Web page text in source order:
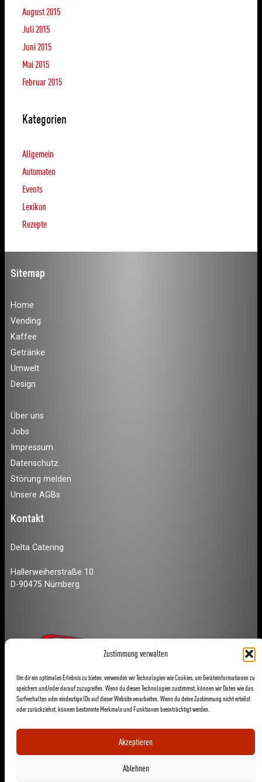
Zustimmung verwalten
Um dir ein optimales Erlebnis zu bieten, verwenden wir Technologien wie Cookies, um Geräteinformationen zu
speichern und/oder darauf zuzugreifen. Wenn du diesen Technologien zustimmst, können wir Daten wie das
Surfverhalten oder eindeutige IDs auf dieser Website verarbeiten. Wenn du deine Zustimmung nicht erteilst
oder zurückziehst, können bestimmte Merkmale und Funktionen beeinträchtigt werden.
Akzeptieren
Ablehnen
August 2015
Juli 2015
Juni 2015
Mai 2015
Februar 2015
Kategorien
Allgemein
Automaten
Events
Lexikon
Rezepte
Sitemap
Home
Vending
Kaffee
Getränke
Umwelt
Design
Über uns
Jobs
Impressum
Datenschutz
Störung melden
Unsere AGBs
Kontakt
Delta Catering
Hallerweiherstraße 10
D-90475 Nürnberg